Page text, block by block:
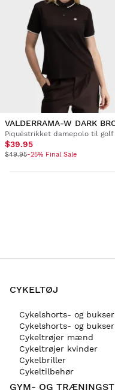
Piquéstrikket damepolo til golf
$39.95
$49.95-25% Final Sale
CYKELTØJ
Cykelshorts- og
Cykelshorts- og
Cykeltrøjer mænd
Cykeltrøjer kvinder
Cykelbriller
Cykeltilbehør
GYM- OG